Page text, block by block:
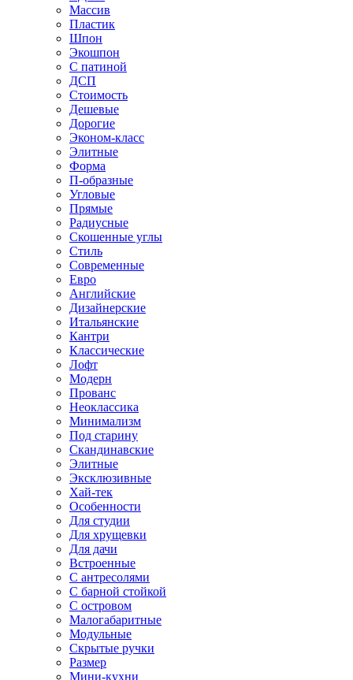
Массив
Пластик
Шпон
Экошпон
С патиной
ДСП
Стоимость
Дешевые
Дорогие
Эконом-класс
Элитные
Форма
П-образные
Угловые
Прямые
Радиусные
Скошенные углы
Стиль
Современные
Евро
Английские
Дизайнерские
Итальянские
Кантри
Классические
Лофт
Модерн
Прованс
Неоклассика
Минимализм
Под старину
Скандинавские
Элитные
Эксклюзивные
Хай-тек
Особенности
Для студии
Для хрущевки
Для дачи
Встроенные
С антресолями
С барной стойкой
С островом
Малогабаритные
Модульные
Скрытые ручки
Размер
Мини-кухни